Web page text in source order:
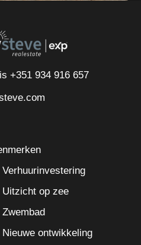
+351 934 916 657
Verhuurinvestering
Uitzicht op zee
Zwembad
Nieuwe ontwikkeling